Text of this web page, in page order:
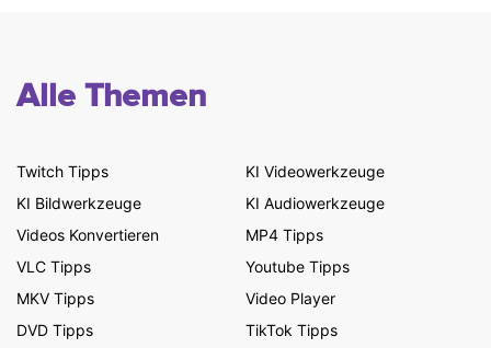
Alle Themen
Twitch Tipps
KI Videowerkzeuge
KI Bildwerkzeuge
KI Audiowerkzeuge
Videos Konvertieren
MP4 Tipps
VLC Tipps
Youtube Tipps
MKV Tipps
Video Player
DVD Tipps
TikTok Tipps